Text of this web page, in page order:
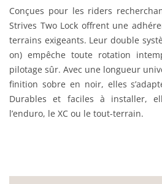
Conçues pour les riders
Strives Two Lock offrent une
terrains exigeants. Leur double
on) empêche toute rotation
pilotage sûr. Avec une longueur
finition sobre en noir, elles
Durables et faciles à installer,
l’enduro, le XC ou le tout-terrain.